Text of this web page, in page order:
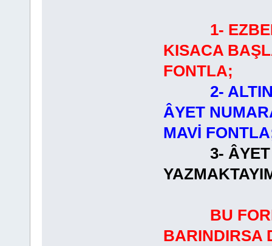
1-
KISACA
FONTLA;
2-
ÂYET
MAVİ
3- ÂYET
BU
BARINDIRSA